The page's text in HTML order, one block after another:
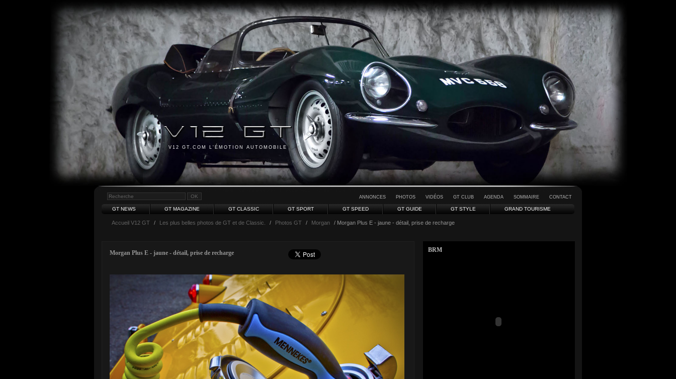
V12 GT.COM L'ÉMOTION AUTOMOBILE
ANNONCES PHOTOS VIDÉOS GT CLUB AGENDA SOMMAIRE CONTACT
GT NEWS GT MAGAZINE GT CLASSIC GT SPORT GT SPEED GT GUIDE GT STYLE GRAND TOURISME
Accueil V12 GT / Les plus belles photos de GT et de Classic. / Photos GT / Morgan / Morgan Plus E - jaune - détail, prise de recharge
Morgan Plus E - jaune - détail, prise de recharge BRM